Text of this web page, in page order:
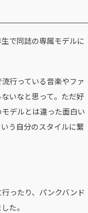
で同誌の専属モデルに
行っている音楽やファ
いなと思って。ただ好
デルとは違った面白い
う自分のスタイルに繋
ったり、パンクバンド
た。